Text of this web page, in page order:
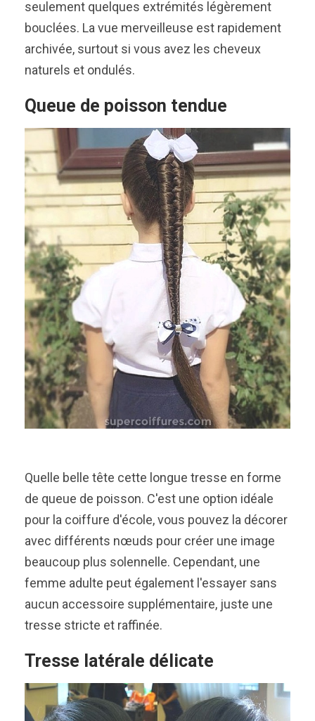
seulement quelques extrémités légèrement
bouclées. La vue merveilleuse est rapidement
archivée, surtout si vous avez les cheveux
naturels et ondulés.
Queue de poisson tendue
Quelle belle tête cette longue tresse en forme
de queue de poisson. C'est une option idéale
pour la coiffure d'école, vous pouvez la décorer
avec différents nœuds pour créer une image
beaucoup plus solennelle. Cependant, une
femme adulte peut également l'essayer sans
aucun accessoire supplémentaire, juste une
tresse stricte et raffinée.
Tresse latérale délicate